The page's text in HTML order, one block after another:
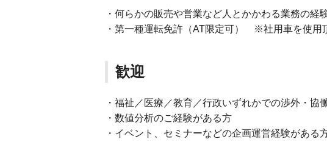
・何らかの販売や営業など人とかかわる業務の経
・第一種運転免許（AT限定可） ※社用車を使用
歓迎
・福祉／医療／教育／行政いずれかでの渉外・協
・数値分析のご経験がある方
・イベント、セミナーなどの企画運営経験がある